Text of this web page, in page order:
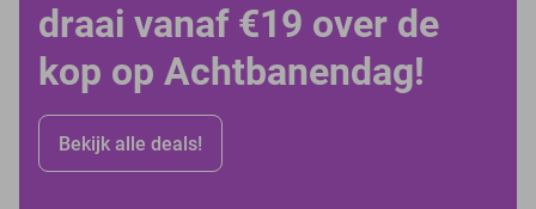
draai vanaf €19 over de
kop op Achtbanendag!
Bekijk alle deals!